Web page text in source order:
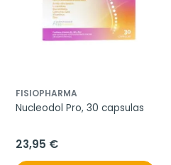
FISIOPHARMA
Nucleodol Pro, 30 capsulas
23,95 €